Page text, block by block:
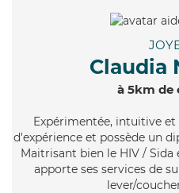
Claudia
à 5km de
Expérimentée, intuitive et
d'expérience et possède un
Maitrisant bien le HIV / Sida
apporte ses services de
lever/